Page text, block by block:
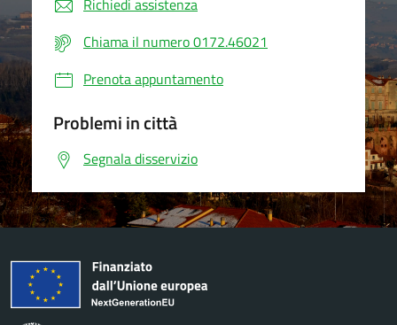
Richiedi assistenza
Chiama il numero 0172.46021
Prenota appuntamento
Problemi in città
Segnala disservizio